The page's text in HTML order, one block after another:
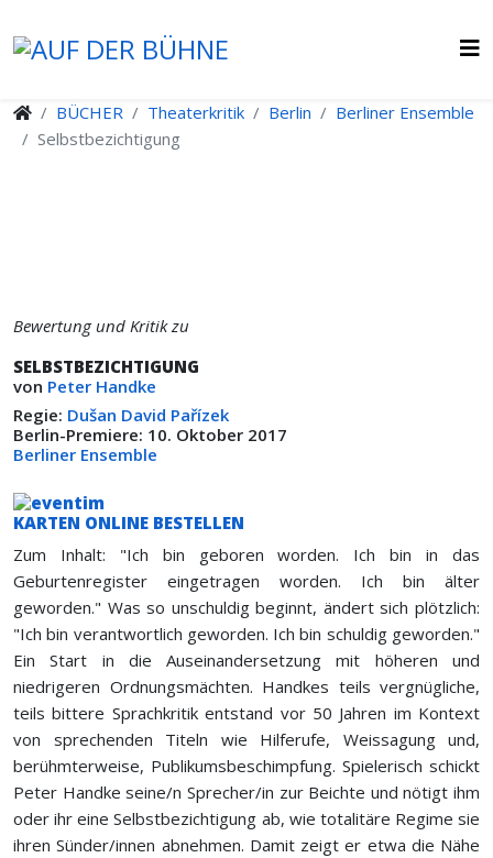
BÜCHER Theaterkritik Berlin
Berliner Ensemble
Selbstbezichtigung
Bewertung und Kritik zu
SELBSTBEZICHTIGUNG
von Peter Handke
Regie: Dušan David Pařízek
Berlin-Premiere: 10. Oktober 2017
Berliner Ensemble
KARTEN ONLINE BESTELLEN
Zum Inhalt: "Ich bin geboren worden. Ich bin in das
Geburtenregister eingetragen worden. Ich bin älter
geworden." Was so unschuldig beginnt, ändert sich plötzlich:
"Ich bin verantwortlich geworden. Ich bin schuldig geworden."
Ein Start in die Auseinandersetzung mit höheren und
niedrigeren Ordnungsmächten. Handkes teils vergnügliche,
teils bittere Sprachkritik entstand vor 50 Jahren im Kontext
von sprechenden Titeln wie Hilferufe, Weissagung und,
berühmterweise, Publikumsbeschimpfung. Spielerisch schickt
Peter Handke seine/n Sprecher/in zur Beichte und nötigt ihm
oder ihr eine Selbstbezichtigung ab, wie totalitäre Regime sie
ihren Sünder/innen abnehmen. Damit zeigt er etwa die Nähe